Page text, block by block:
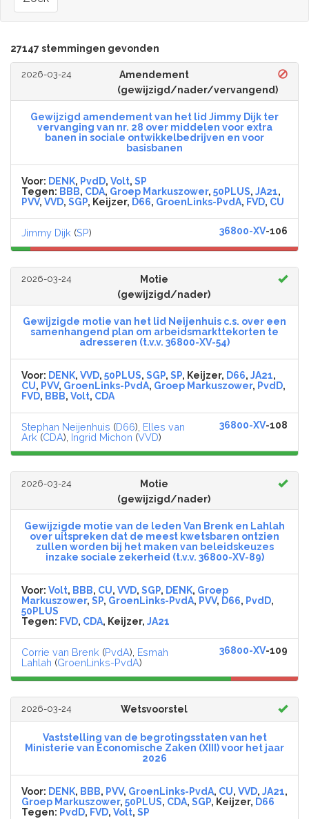
27147 stemmingen gevonden
2026-03-24
Amendement
(gewijzigd/nader/vervangend)
Gewijzigd amendement van het lid Jimmy Dijk ter
vervanging van nr. 28 over middelen voor extra
banen in sociale ontwikkelbedrijven en voor
basisbanen
Voor: DENK, PvdD, Volt, SP
Tegen: BBB, CDA, Groep Markuszower, 50PLUS, JA21,
PVV, VVD, SGP, Keijzer, D66, GroenLinks-PvdA, FVD, CU
Jimmy Dijk (SP) 36800-XV-106
2026-03-24
Motie
(gewijzigd/nader)
Gewijzigde motie van het lid Neijenhuis c.s. over een
samenhangend plan om arbeidsmarkttekorten te
adresseren (t.v.v. 36800-XV-54)
Voor: DENK, VVD, 50PLUS, SGP, SP, Keijzer, D66, JA21,
CU, PVV, GroenLinks-PvdA, Groep Markuszower, PvdD,
FVD, BBB, Volt, CDA
Stephan Neijenhuis (D66), Elles van
Ark (CDA), Ingrid Michon (VVD)
36800-XV-108
2026-03-24
Motie
(gewijzigd/nader)
Gewijzigde motie van de leden Van Brenk en Lahlah
over uitspreken dat de meest kwetsbaren ontzien
zullen worden bij het maken van beleidskeuzes
inzake sociale zekerheid (t.v.v. 36800-XV-89)
Voor: Volt, BBB, CU, VVD, SGP, DENK, Groep
Markuszower, SP, GroenLinks-PvdA, PVV, D66, PvdD,
50PLUS
Tegen: FVD, CDA, Keijzer, JA21
Corrie van Brenk (PvdA), Esmah
Lahlah (GroenLinks-PvdA)
36800-XV-109
2026-03-24 Wetsvoorstel
Vaststelling van de begrotingsstaten van het
Ministerie van Economische Zaken (XIII) voor het jaar
2026
Voor: DENK, BBB, PVV, GroenLinks-PvdA, CU, VVD, JA21,
Groep Markuszower, 50PLUS, CDA, SGP, Keijzer, D66
Tegen: PvdD, FVD, Volt, SP